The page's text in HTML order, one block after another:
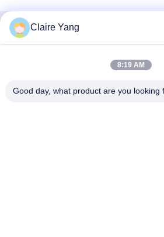
Γρήγορη επικοινωνία
Κοινότητα Qinghu, Περιοχή
Claire Yang
8:19 AM
Good day, what product are you looking